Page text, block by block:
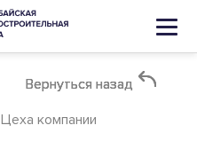
Вернуться назад
Вернуться назад
Вернуться назад
Цеха компании